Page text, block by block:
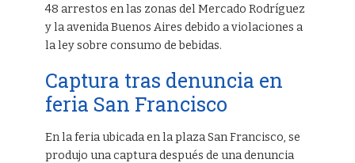
48 arrestos en las zonas del Mercado Rodríguez
y la avenida Buenos Aires debido a violaciones a
la ley sobre consumo de bebidas.
Captura tras denuncia en
feria San Francisco
En la feria ubicada en la plaza San Francisco, se
produjo una captura después de una denuncia